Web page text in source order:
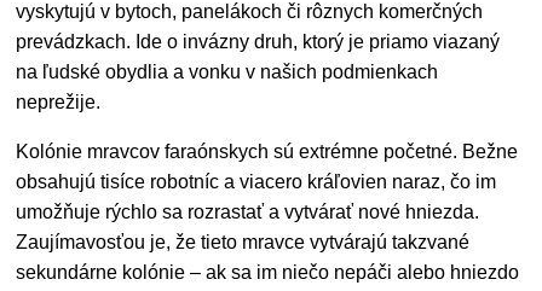
vyskytujú v bytoch, panelákoch či rôznych komerčných
prevádzkach. Ide o invázny druh, ktorý je priamo viazaný
na ľudské obydlia a vonku v našich podmienkach
neprežije.
Kolónie mravcov faraónskych sú extrémne početné. Bežne
obsahujú tisíce robotníc a viacero kráľovien naraz, čo im
umožňuje rýchlo sa rozrastať a vytvárať nové hniezda.
Zaujímavosťou je, že tieto mravce vytvárajú takzvané
sekundárne kolónie – ak sa im niečo nepáči alebo hniezdo